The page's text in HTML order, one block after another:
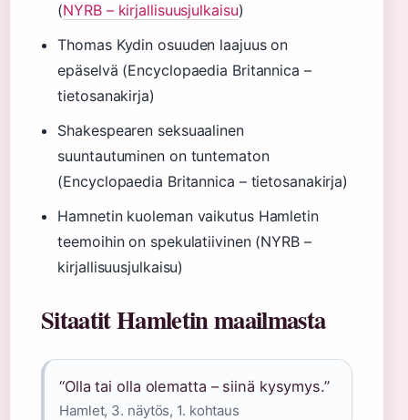
(NYRB – kirjallisuusjulkaisu)
Thomas Kydin osuuden laajuus on
epäselvä (Encyclopaedia Britannica –
tietosanakirja)
Shakespearen seksuaalinen
suuntautuminen on tuntematon
(Encyclopaedia Britannica – tietosanakirja)
Hamnetin kuoleman vaikutus Hamletin
teemoihin on spekulatiivinen (NYRB –
kirjallisuusjulkaisu)
Sitaatit Hamletin maailmasta
“Olla tai olla olematta – siinä kysymys.”
Hamlet, 3. näytös, 1. kohtaus